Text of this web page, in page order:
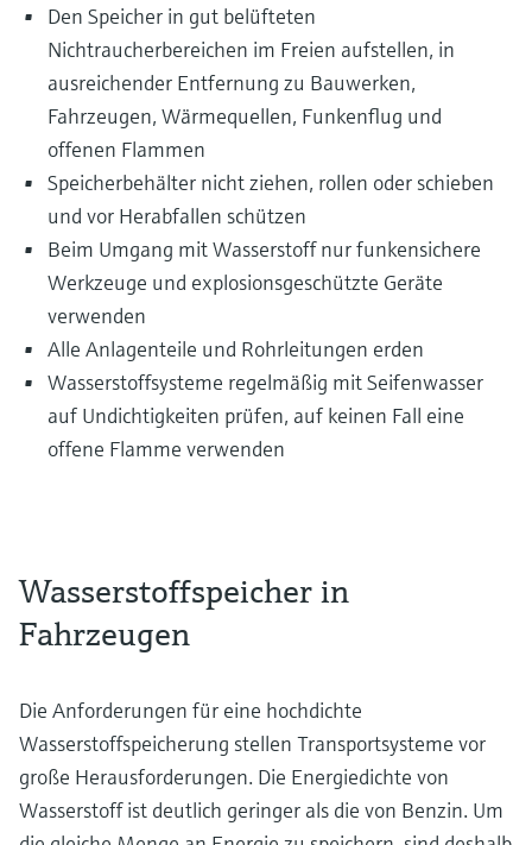
Den Speicher in gut belüfteten
Nichtraucherbereichen im Freien aufstellen, in
ausreichender Entfernung zu Bauwerken,
Fahrzeugen, Wärmequellen, Funkenflug und
offenen Flammen
Speicherbehälter nicht ziehen, rollen oder schieben
und vor Herabfallen schützen
Beim Umgang mit Wasserstoff nur funkensichere
Werkzeuge und explosionsgeschützte Geräte
verwenden
Alle Anlagenteile und Rohrleitungen erden
Wasserstoffsysteme regelmäßig mit Seifenwasser
auf Undichtigkeiten prüfen, auf keinen Fall eine
offene Flamme verwenden
Wasserstoffspeicher in
Fahrzeugen
Die Anforderungen für eine hochdichte
Wasserstoffspeicherung stellen Transportsysteme vor
große Herausforderungen. Die Energiedichte von
Wasserstoff ist deutlich geringer als die von Benzin. Um